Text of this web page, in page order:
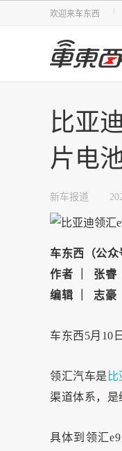
欢迎来车东西
比亚
片电
新车报道
车东西（公众
作者 ｜ 张睿
编辑 ｜ 志豪
车东西5月10
领汇汽车是
渠道体系，是
具体到领汇